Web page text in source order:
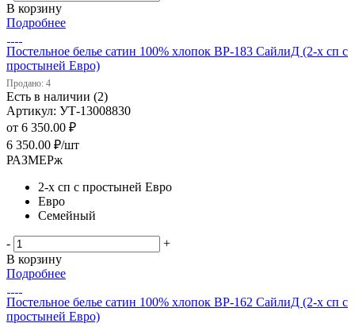
В корзину
Подробнее
Постельное белье сатин 100% хлопок ВP-183 СайлиД (2-х сп с
простыней Евро)
Продано: 4
Есть в наличии (2)
Артикул: УТ-13008830
от 6 350.00 ₽
6 350.00 ₽/шт
РАЗМЕРж
2-х сп с простыней Евро
Евро
Семейный
-
+
В корзину
Подробнее
Постельное белье сатин 100% хлопок ВP-162 СайлиД (2-х сп с
простыней Евро)